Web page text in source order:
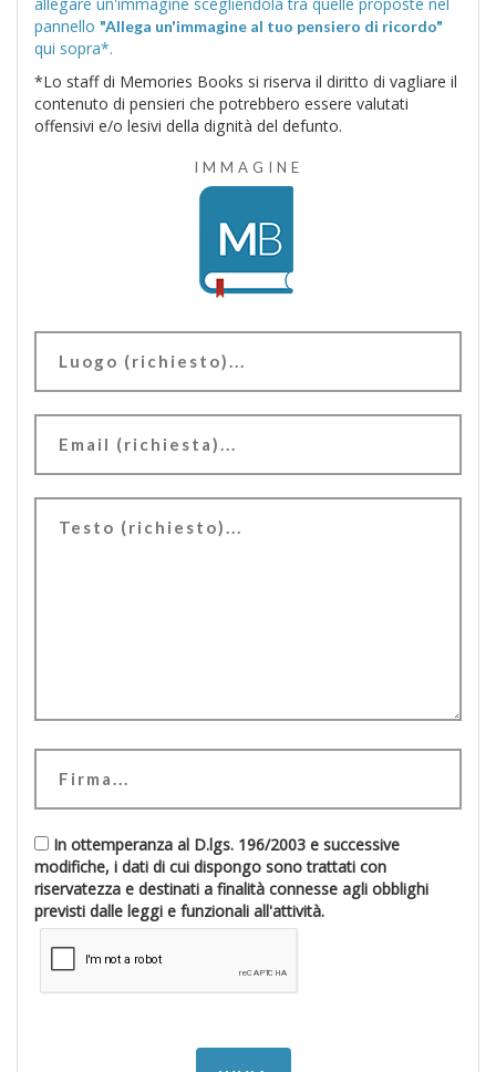
allegare un'immagine scegliendola tra quelle proposte nel
pannello "Allega un'immagine al tuo pensiero di ricordo"
qui sopra*.
*Lo staff di Memories Books si riserva il diritto di vagliare il
contenuto di pensieri che potrebbero essere valutati
offensivi e/o lesivi della dignità del defunto.
IMMAGINE
In ottemperanza al D.lgs. 196/2003 e successive
modifiche, i dati di cui dispongo sono trattati con
riservatezza e destinati a finalità connesse agli obblighi
previsti dalle leggi e funzionali all'attività.